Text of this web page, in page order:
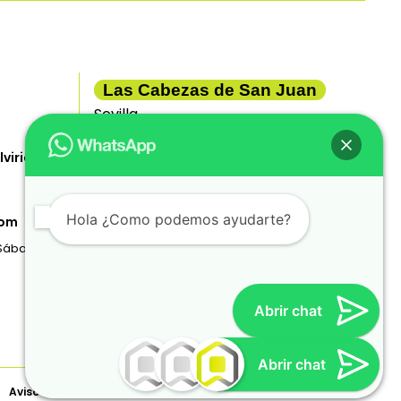
de
Las Cabezas de San Juan
Sevilla
⌾ Avda. Pablo Iglesias 119. Las Cabezas
de San Juan, Sevilla
⌾ teresa.caro@casaredia.com
Lunes a viernes de 10 a 14 y de 16 a 19 horas.
Aviso legal Privacidad Cookies Términos y condiciones
Hola ¿Como podemos ayudarte?
Abrir chat
Luis
Comercial Madrid
Teresa
Comercial Sevilla